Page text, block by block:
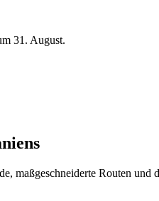
31. August.
maßgeschneiderte Routen und